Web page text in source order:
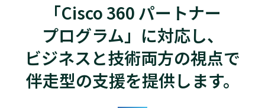
「Cisco 360 パートナー
プログラム」に対応し、
ビジネスと技術両方の視点で
伴走型の支援を提供します。